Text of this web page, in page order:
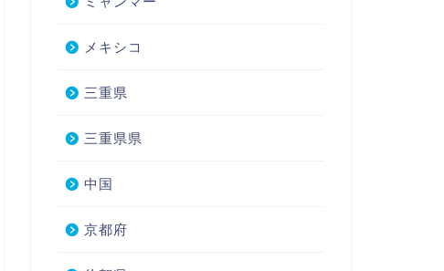
メキシコ
三重県
三重県県
中国
京都府